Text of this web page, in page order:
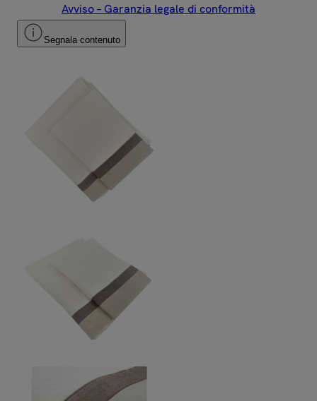
Avviso – Garanzia legale di conformità
Segnala contenuto